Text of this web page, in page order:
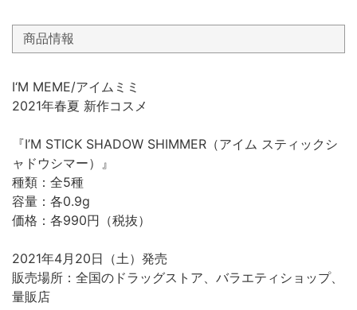
商品情報
I‘M MEME/アイムミミ
2021年春夏 新作コスメ
『I’M STICK SHADOW SHIMMER（アイム スティックシ
ャドウシマー）』
種類：全5種
容量：各0.9g
価格：各990円（税抜）
2021年4月20日（土）発売
販売場所：全国のドラッグストア、バラエティショップ、
量販店